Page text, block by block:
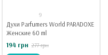
9
Духи Parfumers World PARADOXE
Женские 60 ml
194 грн 277 грн